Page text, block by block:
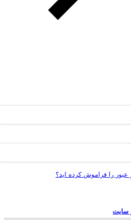
عبور را فراموش کرده اید؟
سایت